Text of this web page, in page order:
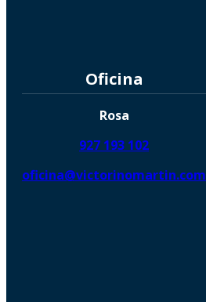
Oficina
Rosa
927 193 102
oficina@victorinomartin.com